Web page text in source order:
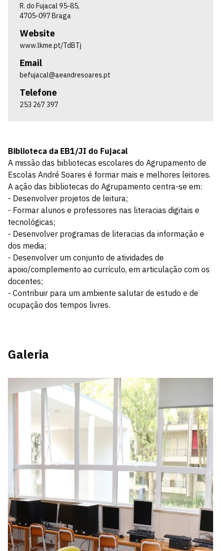
R. do Fujacal 95-85,
4705-097 Braga
Website
www.lkme.pt/TdBTj
Email
befujacal@aeandresoares.pt
Telefone
253 267 397
Biblioteca da EB1/JI do Fujacal
A missão das bibliotecas escolares do Agrupamento de
Escolas André Soares é formar mais e melhores leitores.
A ação das bibliotecas do Agrupamento centra-se em:
- Desenvolver projetos de leitura;
- Formar alunos e professores nas literacias digitais e
tecnológicas;
- Desenvolver programas de literacias da informação e
dos media;
- Desenvolver um conjunto de atividades de
apoio/complemento ao currículo, em articulação com os
docentes;
- Contribuir para um ambiente salutar de estudo e de
ocupação dos tempos livres.
Galeria